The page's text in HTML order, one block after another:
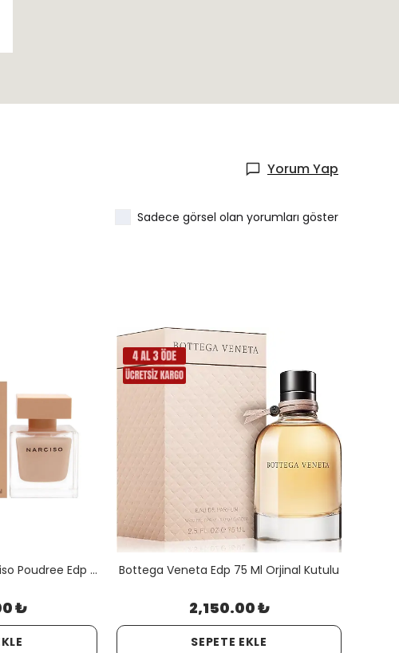
Yorum Yap
Sadece görsel olan yorumları göster
Narciso Rodriguez Narciso Poudree Edp 90 Ml Orjinal Kutulu
₺
Bottega Veneta Edp 75 Ml Orjinal Kutulu
2,150.00 ₺
SEPETE EKLE